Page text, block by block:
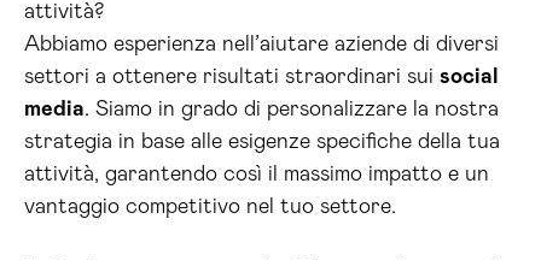
attività?
Abbiamo esperienza nell’aiutare aziende di diversi
settori a ottenere risultati straordinari sui social
media. Siamo in grado di personalizzare la nostra
strategia in base alle esigenze specifiche della tua
attività, garantendo così il massimo impatto e un
vantaggio competitivo nel tuo settore.